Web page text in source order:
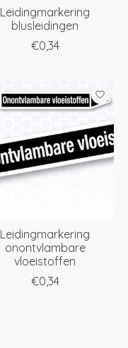
Leidingmarkering
blusleidingen
€0,34
Leidingmarkering
onontvlambare
vloeistoffen
€0,34